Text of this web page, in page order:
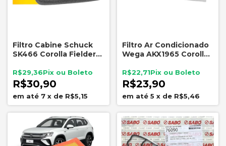
Filtro Cabine Schuck
SK466 Corolla Fielder
R$30,90
R$29,36
7 x de R$5,15
Filtro Ar Condicionado
Wega AKX1965 Corolla
Lexus Subaru
R$23,90
R$22,71
5 x de R$5,46